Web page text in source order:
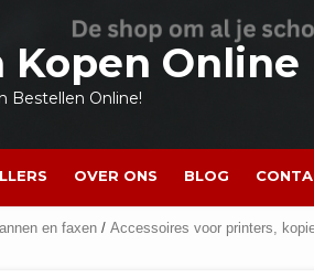
Kopen Online
Bestellen Online!
OVER ONS BLOG
en faxen / Accessoires voor printers,